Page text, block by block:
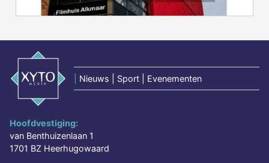
Nieuws | Sport | Evenementen
Hoofdvestiging:
van Benthuizenlaan 1
1701 BZ Heerhugowaard